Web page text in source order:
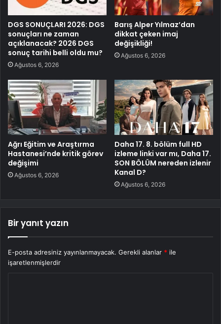
DGS SONUÇLARI 2026: DGS
sonuçları ne zaman
açıklanacak? 2026 DGS
sonuç tarihi belli oldu mu?
Ağustos 6, 2026
Barış Alper Yılmaz’dan
dikkat çeken imaj
değişikliği!
Ağustos 6, 2026
Ağrı Eğitim ve Araştırma
Hastanesi’nde kritik görev
değişimi
Ağustos 6, 2026
Daha 17. 8. bölüm full HD
izleme linki var mı, Daha 17.
SON BÖLÜM nereden izlenir
Kanal D?
Ağustos 6, 2026
Bir yanıt yazın
E-posta adresiniz yayınlanmayacak. Gerekli alanlar * ile
işaretlenmişlerdir